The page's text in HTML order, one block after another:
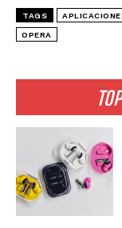
TAGS
OPERA